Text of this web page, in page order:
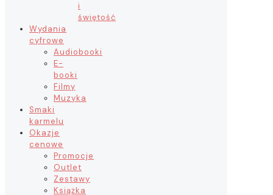
i
świętość
Wydania
cyfrowe
Audiobooki
E-
booki
Filmy
Muzyka
Smaki
karmelu
Okazje
cenowe
Promocje
Outlet
Zestawy
Książka